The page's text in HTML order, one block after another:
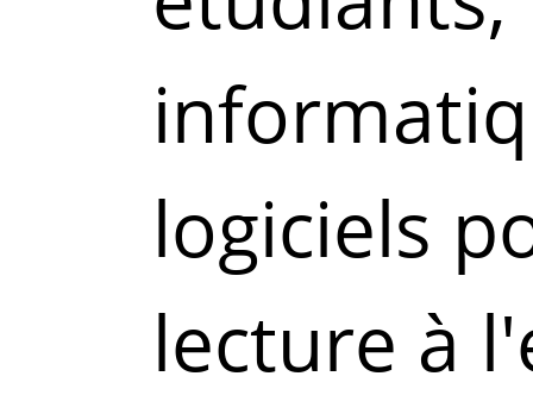
logiciels
lecture à